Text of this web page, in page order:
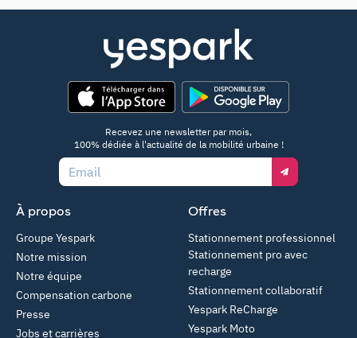
Recevez une newsletter par mois,
100% dédiée à l'actualité de la mobilité urbaine !
À propos
Groupe Yespark
Notre mission
Notre équipe
Compensation carbone
Presse
Jobs et carrières
Offres
Stationnement professionnel
Stationnement pro avec
recharge
Stationnement collaboratif
Yespark ReCharge
Yespark Moto